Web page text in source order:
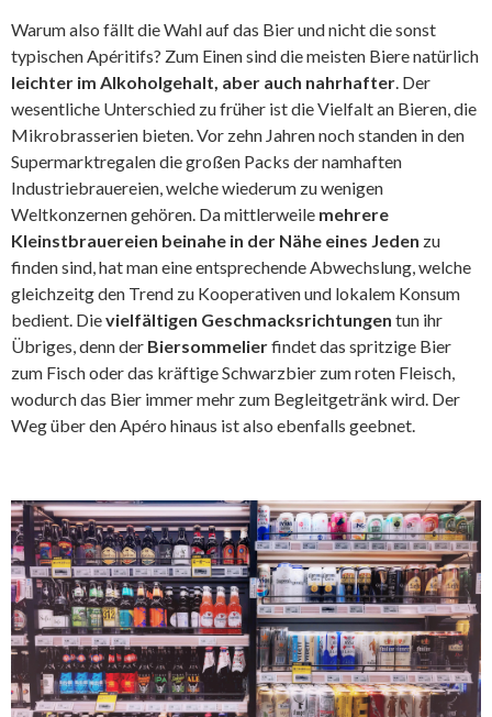
Warum also fällt die Wahl auf das Bier und nicht die sonst
typischen Apéritifs? Zum Einen sind die meisten Biere natürlich
leichter im Alkoholgehalt, aber auch nahrhafter . Der
wesentliche Unterschied zu früher ist die Vielfalt an Bieren, die
Mikrobrasserien bieten. Vor zehn Jahren noch standen in den
Supermarktregalen die großen Packs der namhaften
Industriebrauereien, welche wiederum zu wenigen
Weltkonzernen gehören. Da mittlerweile mehrere
Kleinstbrauereien beinahe in der Nähe eines Jeden zu
finden sind, hat man eine entsprechende Abwechslung, welche
gleichzeitg den Trend zu Kooperativen und lokalem Konsum
bedient. Dievielfältigen Geschmacksrichtungen tun ihr
Übriges, denn der Biersommelierfindet das spritzige Bier
zum Fisch oder das kräftige Schwarzbier zum roten Fleisch,
wodurch das Bier immer mehr zum Begleitgetränk wird. Der
Weg über den Apéro hinaus ist also ebenfalls geebnet.